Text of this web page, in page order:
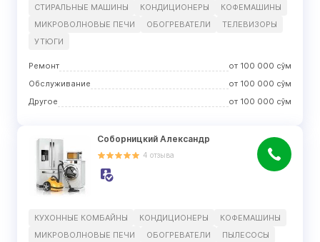
СТИРАЛЬНЫЕ МАШИНЫ
КОНДИЦИОНЕРЫ
КОФЕМАШИНЫ
МИКРОВОЛНОВЫЕ ПЕЧИ
ОБОГРЕВАТЕЛИ
ТЕЛЕВИЗОРЫ
УТЮГИ
Ремонт от 100 000 сўм
Обслуживание
от 100 000 сўм
Другое
от 100 000 сўм
Соборницкий Александр
4 отзыва
КУХОННЫЕ КОМБАЙНЫ КОНДИЦИОНЕРЫ
КОФЕМАШИНЫ
МИКРОВОЛНОВЫЕ ПЕЧИ
ОБОГРЕВАТЕЛИ
ПЫЛЕСОСЫ